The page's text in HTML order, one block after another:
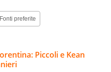
Fonti preferite
Piccoli e Kean